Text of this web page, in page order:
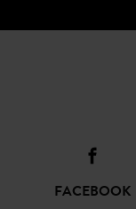
FACEBOOK